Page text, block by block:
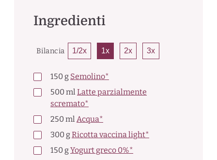
Ingredienti
Bilancia 1/2x 1x 2x 3x
150 g Semolino*
500ml Latte parzialmente
scremato*
250ml Acqua*
300 gRicotta vaccina light*
150 gYogurt greco 0%*